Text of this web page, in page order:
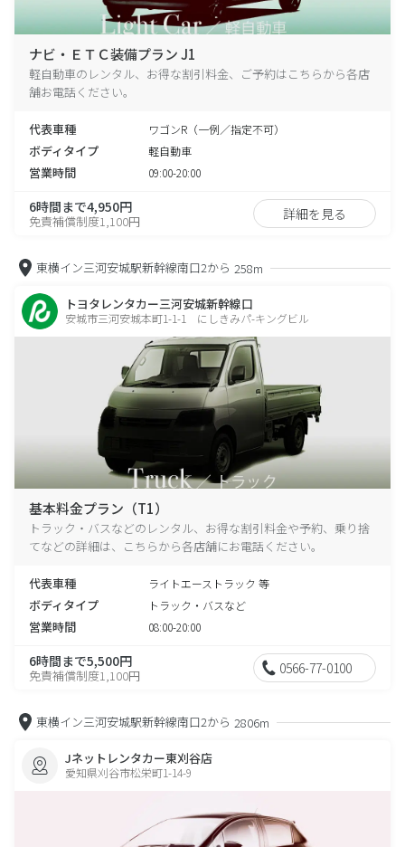
ナビ・ＥＴＣ装備プラン J1
軽自動車のレンタル、お得な割引料金、ご予約はこちらから各店
舗お電話ください。
代表車種 ワゴンR（一例／指定不可）
ボディタイプ 軽自動車
営業時間 09:00-20:00
6時間まで4,950円
免責補償制度1,100円 詳細を見る
東横イン三河安城駅新幹線南口2から 258m
トヨタレンタカー三河安城新幹線口
安城市三河安城本町1-1-1 にしきみパ-キングビル
基本料金プラン（T1）
トラック・バスなどのレンタル、お得な割引料金や予約、乗り捨
てなどの詳細は、こちらから各店舗にお電話ください。
代表車種 ライトエーストラック 等
ボディタイプ トラック・バスなど
営業時間 08:00-20:00
6時間まで5,500円
免責補償制度1,100円 0566-77-0100
東横イン三河安城駅新幹線南口2から 2806m
Jネットレンタカー東刈谷店
愛知県刈谷市松栄町1-14-9